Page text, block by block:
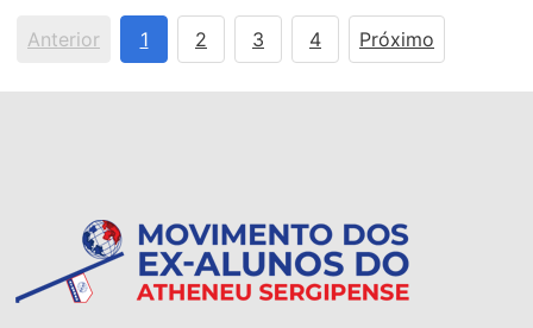
Anterior 1 2 3 4 Próximo